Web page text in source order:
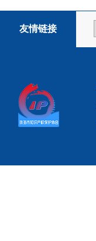
友情链接